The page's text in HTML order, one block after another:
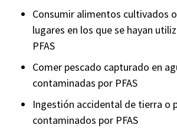
Consumir alimentos cultivados
lugares en los que se hayan
PFAS
Comer pescado capturado en
contaminadas por PFAS
Ingestión accidental de tierra o
contaminados por PFAS